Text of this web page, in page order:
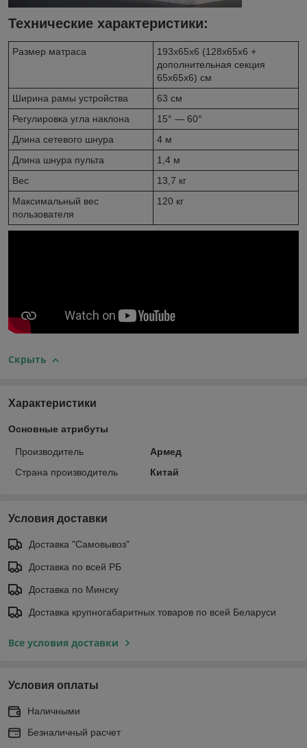
Технические характеристики:
Размер матраса
193х65х6 (128х65х6 +
дополнительная секция
65х65х6) см
Ширина рамы устройства
63 см
Регулировка угла наклона
15° — 60°
Длина сетевого шнура
4 м
Длина шнура пульта
1,4 м
Вес
13,7 кг
Максимальный вес
пользователя
120 кг
Скрыть
Характеристики
Основные атрибуты
Производитель
Армед
Страна производитель
Китай
Условия доставки
Доставка "Самовывоз"
Доставка по всей РБ
Доставка по Минску
Доставка крупногабаритных товаров по всей Беларуси
Все условия доставки
Условия оплаты
Наличными
Безналичный расчет